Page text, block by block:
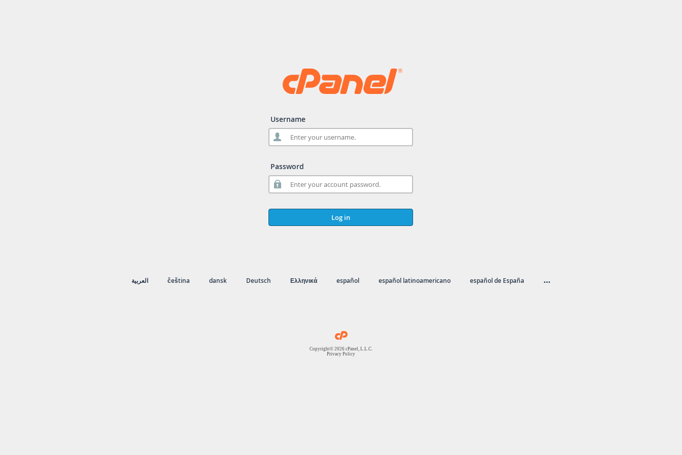
Username
Password
Log in
العربية čeština dansk Deutsch Ελληνικά español español latinoamericano español de España …
Copyright© 2026 cPanel, L.L.C.
Privacy Policy